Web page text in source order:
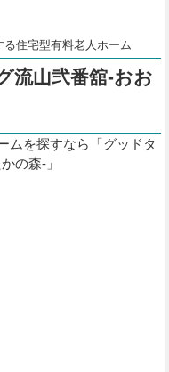
住宅型有料老人ホーム
流山弐番舘-おお
ムを探すなら「グッドタ
の森-」